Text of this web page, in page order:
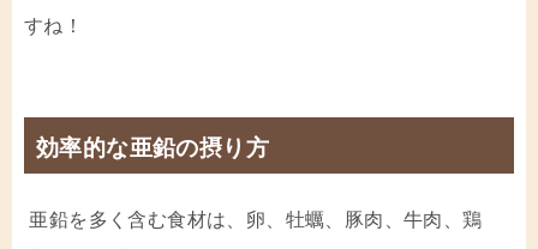
すね！
効率的な亜鉛の摂り方
亜鉛を多く含む食材は、卵、牡蠣、豚肉、牛肉、鶏